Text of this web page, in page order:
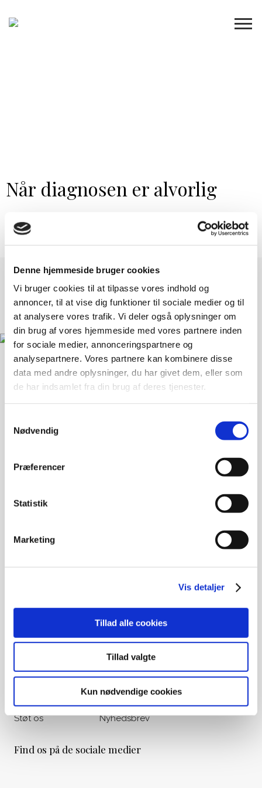
Denne hjemmeside bruger cookies
Vi bruger cookies til at tilpasse vores indhold og
annoncer, til at vise dig funktioner til sociale medier og til
at analysere vores trafik. Vi deler også oplysninger om
din brug af vores hjemmeside med vores partnere inden
for sociale medier, annonceringspartnere og
analysepartnere. Vores partnere kan kombinere disse
data med andre oplysninger, du har givet dem, eller som
de har indsamlet fra din brug af deres tjenester.
Nødvendig
Præferencer
Statistik
Marketing
Vis detaljer
Tillad alle cookies
Tillad valgte
Kun nødvendige cookies
Når diagnosen er alvorlig
Landsforeningen Liv&Død
Bispebjerg Torv 16 St. TV
info@livogdoed.dk
Ligbrændingsforening)
opsparing til begravelse, kontakt
Liv&Død Prisen
Filmoversigt
Støt os
Vores historie
Viden & Råd
Materialer
Kalender
Nyheder
Nyhedsbrev
Find os på de sociale medier